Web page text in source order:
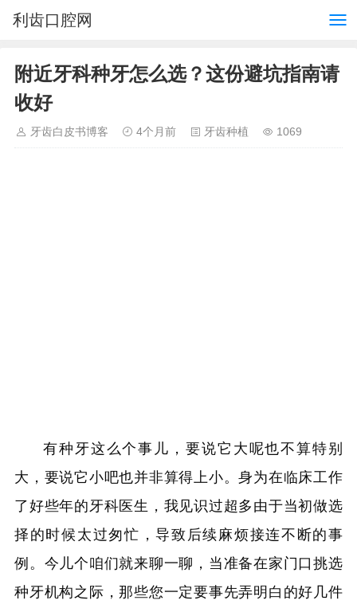
利齿口腔网
附近牙科种牙怎么选？这份避坑指南请
收好
牙齿白皮书博客 4个月前 牙齿种植 1069
有种牙这么个事儿，要说它大呢也不算特别
大，要说它小吧也并非算得上小。身为在临床工作
了好些年的牙科医生，我见识过超多由于当初做选
择的时候太过匆忙，导致后续麻烦接连不断的事
例。今儿个咱们就来聊一聊，当准备在家门口挑选
种牙机构之际，那些您一定要事先弄明白的好几件